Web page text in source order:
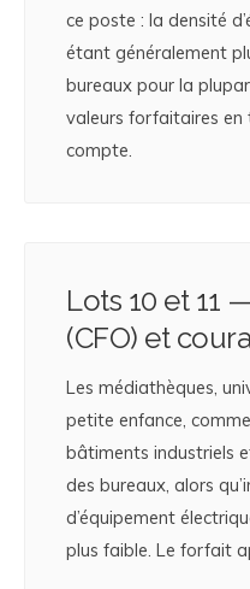
ce poste : la densité
étant généralement
bureaux pour la
valeurs forfaitaires en
compte.
Lots 10 et 11
(CFO) et
Les médiathèques,
petite enfance,
bâtiments industriels
des bureaux, alors
d’équipement
plus faible. Le forfait